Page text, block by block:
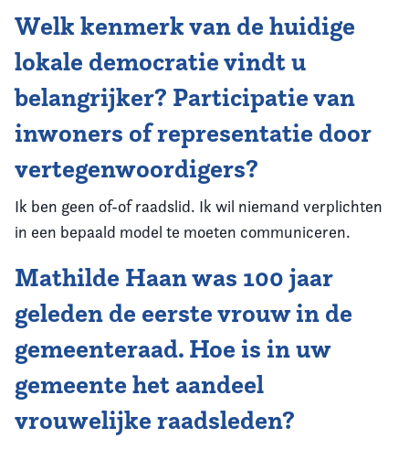
Welk kenmerk van de huidige
lokale democratie vindt u
belangrijker? Participatie van
inwoners of representatie door
vertegenwoordigers?
Ik ben geen of-of raadslid. Ik wil niemand verplichten
in een bepaald model te moeten communiceren.
Mathilde Haan was 100 jaar
geleden de eerste vrouw in de
gemeenteraad. Hoe is in uw
gemeente het aandeel
vrouwelijke raadsleden?